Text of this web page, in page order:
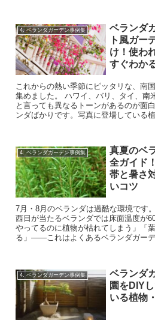
4. ベランダガーデン事例集
ベランダ
ト風ガー
け！使わ
すぐわか
これからの熱い季節にピッタリな、南
集めました。 ハワイ、バリ、タイ、南
と言っても異なるトーンがあるのが面
ンダばかりです。写真に登場している植
4. ベランダガーデン事例集
真夏のベ
全ガイド
帯と暑さ
いコツ
7月・8月のベランダは過酷な環境です
西日が当たるベランダでは床面温度が
やってるのに植物が枯れてしまう」「
る」——これはよくあるベランダガーデ
4. ベランダガーデン事例集
ベランダ
園をDIY
いる植物